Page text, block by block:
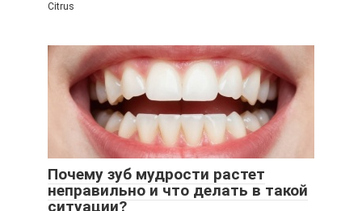
Citrus
Почему зуб мудрости растет
неправильно и что делать в такой
ситуации?